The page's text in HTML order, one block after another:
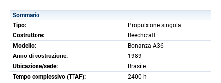
Sommario
Tipo:
Propulsione singola
Costruttore:
Beechcraft
Modello:
Bonanza A36
Anno di costruzione:
1989
Ubicazione/sede:
Brasile
Tempo complessivo (TTAF):
2400 h